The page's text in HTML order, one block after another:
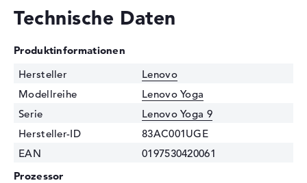
Technische Daten
Produktinformationen
Hersteller
Lenovo
Modellreihe
Lenovo Yoga
Serie
Lenovo Yoga 9
Hersteller-ID
83AC001UGE
EAN
0197530420061
Prozessor